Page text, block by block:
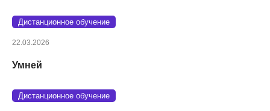
Дистанционное обучение
22.03.2026
Умней
Дистанционное обучение